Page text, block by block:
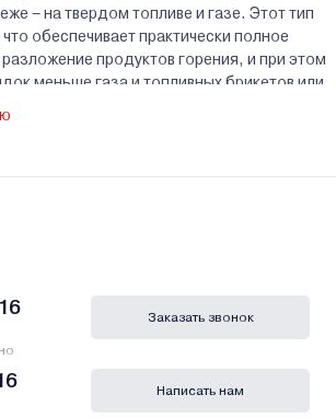
– на твердом топливе и газе. Этот тип
обеспечивает практически полное
продуктов горения, и при этом
меньше газа и топливных брикетов или
типов. В зависимости от модели
без централизованной подачи
выбрать котел длительного
обратить внимание на несколько
Заказать звонок
Написать нам